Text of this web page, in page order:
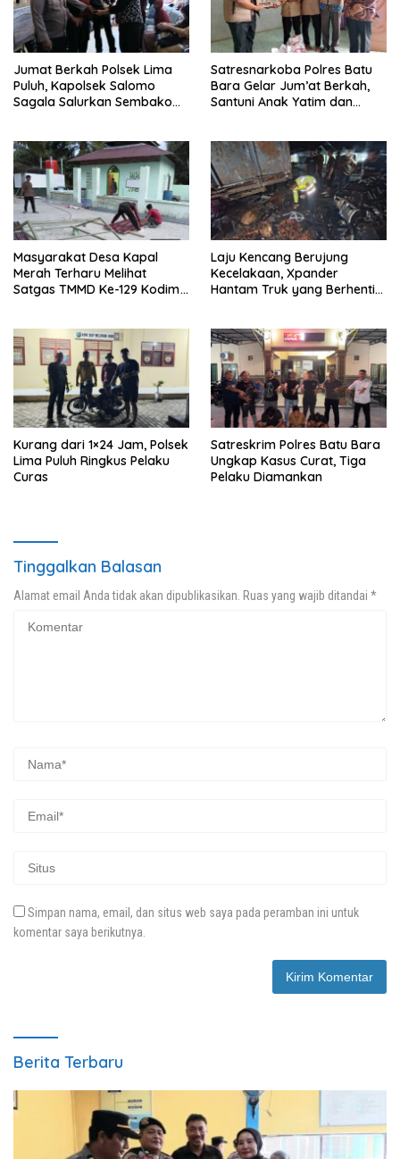
Jumat Berkah Polsek Lima
Puluh, Kapolsek Salomo
Sagala Salurkan Sembako
Satresnarkoba Polres Batu
Bara Gelar Jum’at Berkah,
Santuni Anak Yatim dan
Masyarakat Desa Kapal
Merah Terharu Melihat
Satgas TMMD Ke-129 Kodim
Mushollah Al Maghribi
Laju Kencang Berujung
Kecelakaan, Xpander
Hantam Truk yang Berhenti
Kurang dari 1×24 Jam, Polsek
Lima Puluh Ringkus Pelaku
Curas
Satreskrim Polres Batu Bara
Ungkap Kasus Curat, Tiga
Pelaku Diamankan
Tinggalkan Balasan
Alamat email Anda tidak akan dipublikasikan. Ruas yang wajib ditandai *
Simpan nama, email, dan situs web saya pada peramban ini untuk
komentar saya berikutnya.
Berita Terbaru